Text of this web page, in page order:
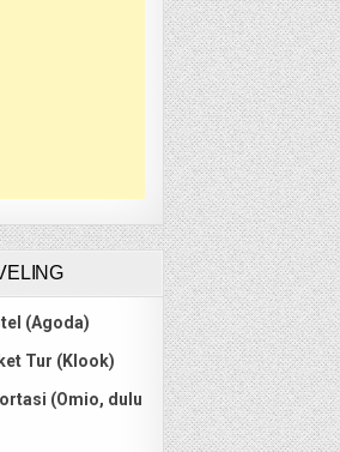
(Agoda)
Tur (Klook)
(Omio, dulu